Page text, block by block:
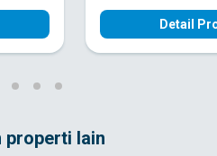
Detail
properti lain